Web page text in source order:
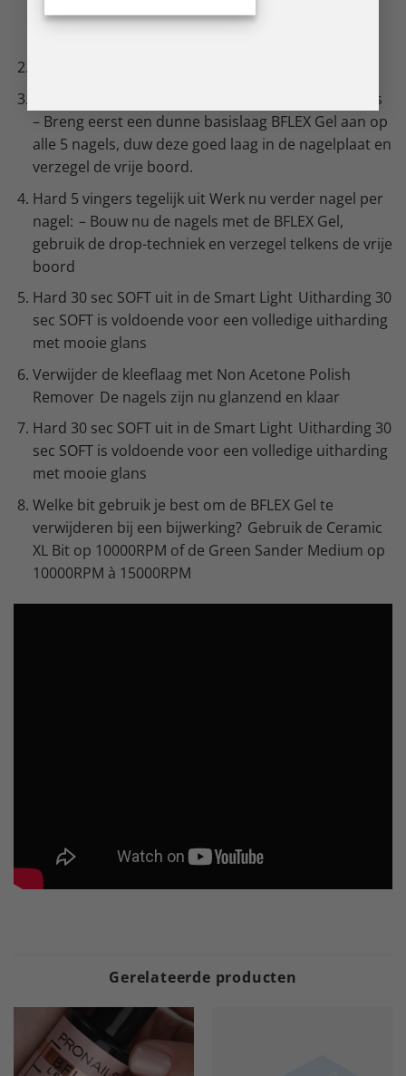
gelnagels normaal doet Freestoestel: gebruik met
Gebruik BFLEX Natural Gels als Base, Build en Gloss
– Breng eerst een dunne basislaag BFLEX Gel aan op
alle 5 nagels, duw deze goed laag in de nagelplaat en
verzegel de vrije boord.
Hard 5 vingers tegelijk uit Werk nu verder nagel per
nagel: – Bouw nu de nagels met de BFLEX Gel,
gebruik de drop-techniek en verzegel telkens de vrije
boord
Hard 30 sec SOFT uit in de Smart Light Uitharding 30
sec SOFT is voldoende voor een volledige uitharding
met mooie glans
Verwijder de kleeflaag met Non Acetone Polish
Remover De nagels zijn nu glanzend en klaar
Hard 30 sec SOFT uit in de Smart Light Uitharding 30
sec SOFT is voldoende voor een volledige uitharding
met mooie glans
Welke bit gebruik je best om de BFLEX Gel te
verwijderen bij een bijwerking? Gebruik de Ceramic
XL Bit op 10000RPM of de Green Sander Medium op
10000RPM à 15000RPM
Gerelateerde producten